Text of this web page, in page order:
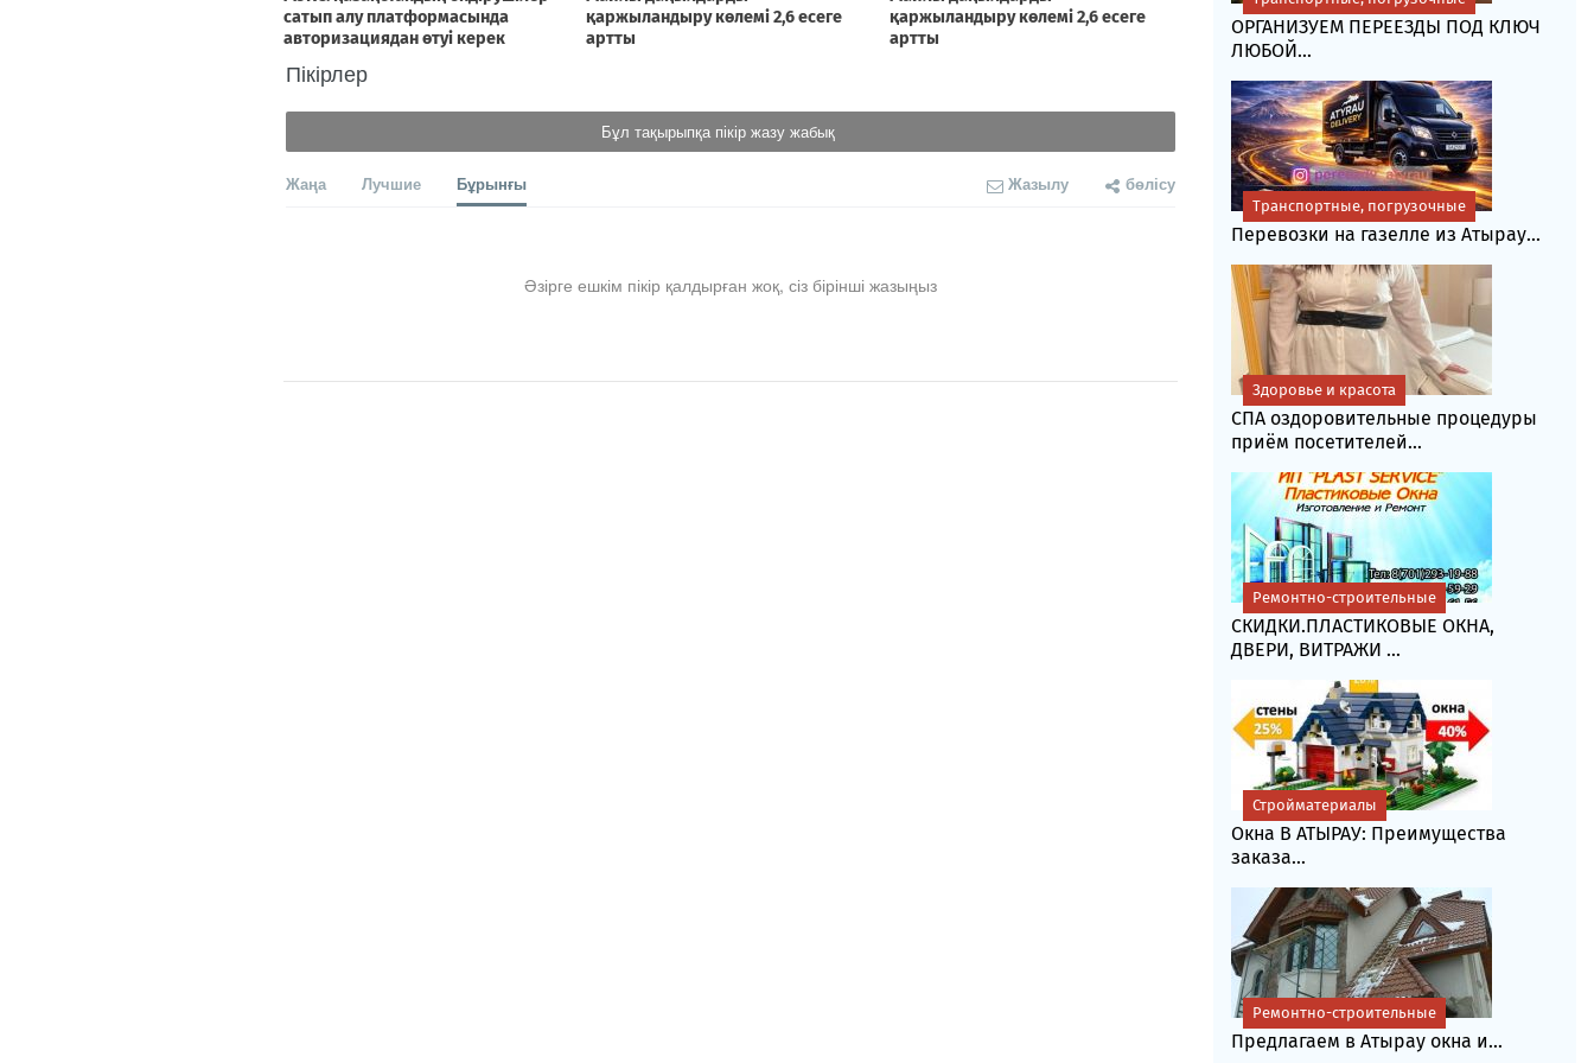
Пікірлер
Бұл тақырыпқа пікір жазу жабық
Жаңа Лучшие Бұрынғы Жазылу бөлісу
Әзірге ешкім пікір қалдырған жоқ, сіз бірінші жазыңыз
ОРГАНИЗУЕМ ПЕРЕЕЗДЫ ПОД КЛЮЧ
ЛЮБОЙ...
Перевозки на газелле из Атырау...
Транспортные, погрузочные
СПА оздоровительные процедуры
приём посетителей...
Здоровье и красота
СКИДКИ.ПЛАСТИКОВЫЕ ОКНА,
ДВЕРИ, ВИТРАЖИ ...
Ремонтно-строительные
Окна В АТЫРАУ: Преимущества
заказа...
Стройматериалы
Предлагаем в Атырау окна и...
Ремонтно-строительные